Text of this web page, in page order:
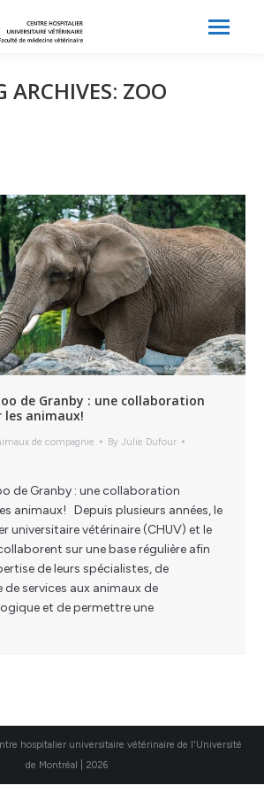
ARCHIVES: ZOO
de Granby : une collaboration
animaux!
de compagnie By Julie Dufour
de Granby : une collaboration
animaux! Depuis plusieurs années, le
universitaire vétérinaire (CHUV) et le
sur une base régulière afin
de leurs spécialistes, de
services aux animaux de
et de permettre une
hospitalier universitaire vétérinaire de l'Université
de Montréal | 2026